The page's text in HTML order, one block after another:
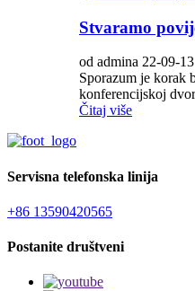
Stvaramo
od admina 22-09-13
Sporazum je korak
konferencijskoj
Čitaj više
Servisna telefonska linija
+86 13590420565
Postanite društveni